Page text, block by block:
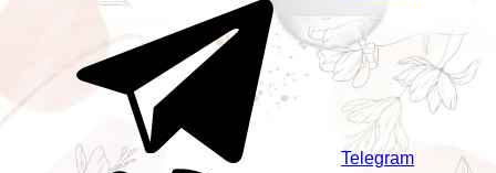
Telegram